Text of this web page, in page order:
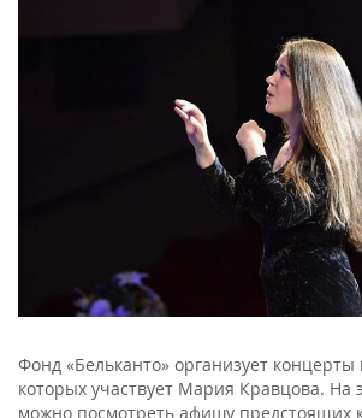
Фонд «Бельканто» организует концерты
которых участвует Мария Кравцова. На
можно посмотреть афишу предстоящих